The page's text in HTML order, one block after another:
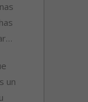
un